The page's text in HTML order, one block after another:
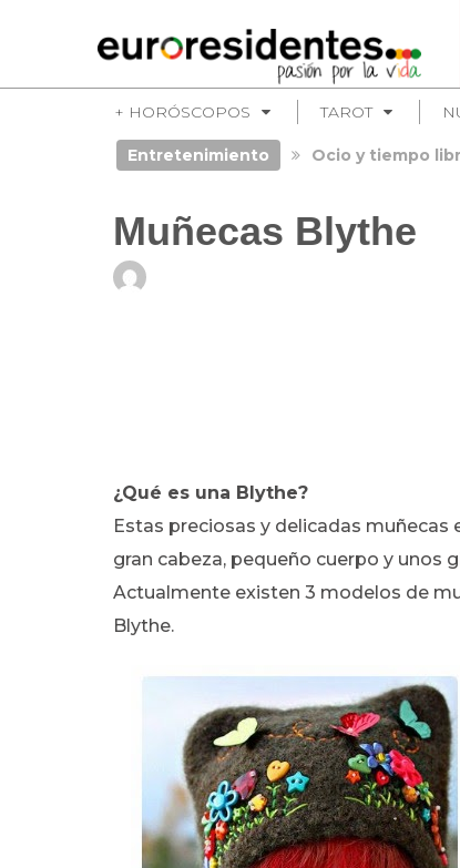
+ HORÓSCOPOS TAROT
Entretenimiento Ocio y tiempo
Muñecas Blythe
¿Qué es una Blythe?
Estas preciosas y delicadas muñecas
gran cabeza, pequeño cuerpo y unos
Actualmente existen 3 modelos de
Blythe.